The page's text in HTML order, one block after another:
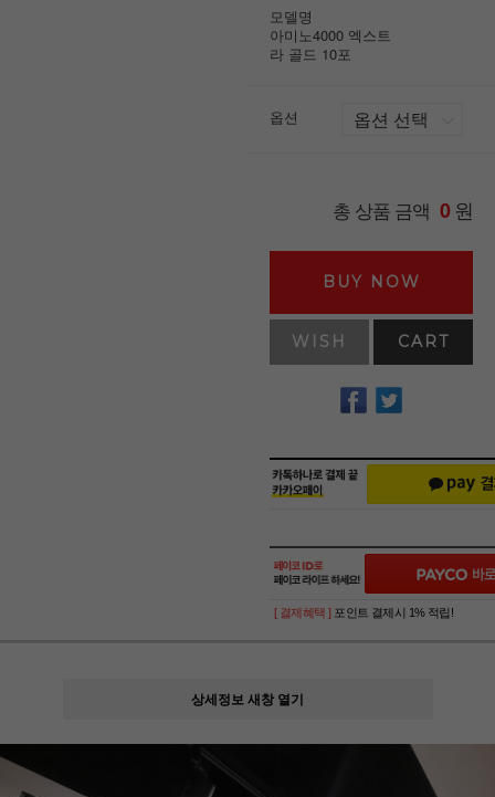
모델명
아미노4000 엑스트
라 골드 10포
옵션
총 상품 금액 0원
BUY NOW
WISH CART
[ 결제혜택 ] 포인트 결제시 1% 적립!
상세정보 새창 열기